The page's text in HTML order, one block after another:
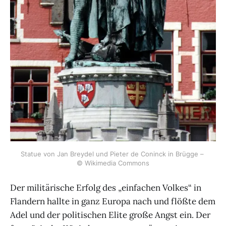
Statue von Jan Breydel und Pieter de Coninck in Brügge –
© Wikimedia Commons
Der militärische Erfolg des „einfachen Volkes“ in
Flandern hallte in ganz Europa nach und flößte dem
Adel und der politischen Elite große Angst ein. Der